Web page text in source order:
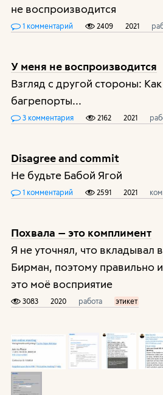
не воспроизводится
1 комментарий 2409 2021
У меня не воспроизводится
Взгляд с другой стороны: Как
багрепорты...
3 комментария 2162 2021
Disagree and commit
Не будьте Бабой Ягой
1 комментарий 2591 2021
Похвала — это комплимент
Я не уточнял, что вкладывал
Бирман, поэтому правильно
это моё восприятие
3083 2020 работа этикет